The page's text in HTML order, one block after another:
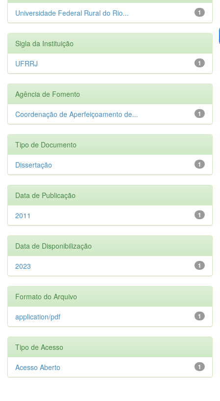
1
Universidade Federal Rural do Rio...
Sigla da Instituição
1
UFRRJ
Agência de Fomento
1
Coordenação de Aperfeiçoamento de...
Tipo de Documento
1
Dissertação
Data de Publicação
1
2011
Data de Disponibilização
1
2023
Formato do Arquivo
1
application/pdf
Tipo de Acesso
1
Acesso Aberto